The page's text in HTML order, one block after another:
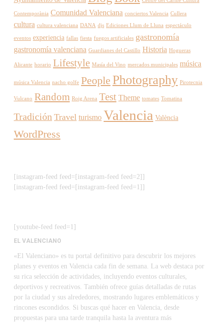
Contemporània Comunidad Valenciana conciertos Valencia Cullera
cultura cultura valenciana DANA djs Ediciones Llum de Lluna espectáculo
eventos experiencia fallas fiesta fuegos artificiales gastronomía
gastronomía valenciana Guardianes del Castillo Historia Hogueras
Alicante horario Lifestyle Masía del Vino mercados municipales música
música Valencia nacho golfe People Photography Pirotecnia
Vulcano Random Roig Arena Test Theme tomates Tomatina
Tradición Travel turismo Valencia València
WordPress
[instagram-feed feed=[instagram-feed feed=2]]
[instagram-feed feed=[instagram-feed feed=1]]
[youtube-feed feed=1]
EL VALENCIANO
«El Valenciano» es tu portal definitivo para descubrir los mejores
planes y eventos en Valencia cada fin de semana. La web destaca por
su rica selección de actividades, incluyendo eventos culturales,
deportivos y recreativos. También ofrece guías detalladas de rutas
por la ciudad y sus alrededores, mostrando lugares emblemáticos y
rincones escondidos. Si buscas qué hacer en Valencia, desde
propuestas para una tarde tranquila hasta la aventura más